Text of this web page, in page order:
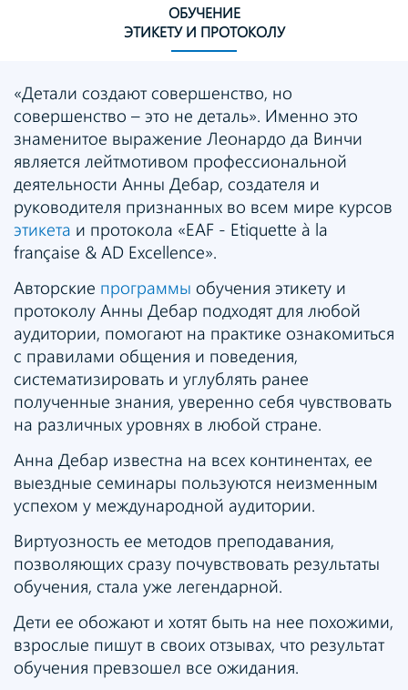
ОБУЧЕНИЕ
ЭТИКЕТУ И ПРОТОКОЛУ
«Детали создают совершенство, но
совершенство – это не деталь». Именно это
знаменитое выражение Леонардо да Винчи
является лейтмотивом профессиональной
деятельности Анны Дебар, создателя и
руководителя признанных во всем мире курсов
этикета и протокола «ЕAF - Etiquette à la
française & AD Excellence».
Авторские программы обучения этикету и
протоколу Анны Дебар подходят для любой
аудитории, помогают на практике ознакомиться
с правилами общения и поведения,
систематизировать и углублять ранее
полученные знания, уверенно себя чувствовать
на различных уровнях в любой стране.
Анна Дебар известна на всех континентах, ее
выездные семинары пользуются неизменным
успехом у международной аудитории.
Виртуозность ее методов преподавания,
позволяющих сразу почувствовать результаты
обучения, стала уже легендарной.
Дети ее обожают и хотят быть на нее похожими,
взрослые пишут в своих отзывах, что результат
обучения превзошел все ожидания.